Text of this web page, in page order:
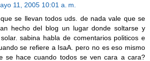
11, 2005 10:01 a. m.
se llevan todos uds. de nada vale que se
hecho del blog un lugar donde soltarse y
sabina habla de comentarios politicos e
se refiere a IsaA. pero no es eso mismo
se hace cuando todos se ven cara a cara?